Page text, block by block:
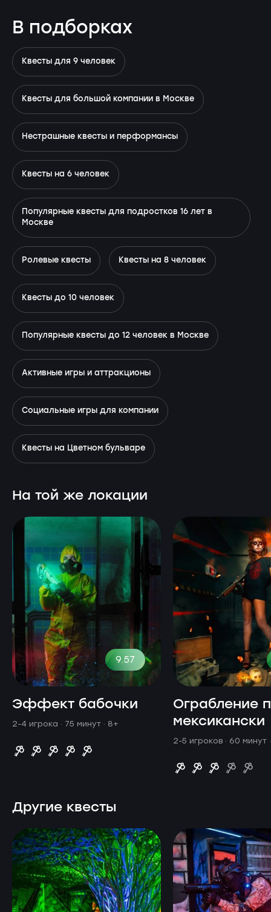
В подборках
Квесты для 9 человек
Квесты для большой компании в Москве
Нестрашные квесты и перформансы
Квесты на 6 человек
Популярные квесты для подростков 16 лет в
Москве
Ролевые квесты Квесты на 8 человек
Квесты до 10 человек
Популярные квесты до 12 человек в Москве
Активные игры и аттракционы
Социальные игры для компании
Квесты на Цветном бульваре
На той же локации
9.57
Эффект бабочки
2-4 игрока · 75 минут · 8+
Ограбление
мексикански
2-5 игроков · 60 минут
Другие квесты